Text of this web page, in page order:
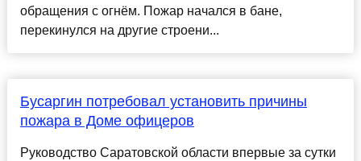
обращения с огнём. Пожар начался в бане,
перекинулся на другие строени...
Бусаргин потребовал установить причины
пожара в Доме офицеров
Руководство Саратовской области впервые за сутки